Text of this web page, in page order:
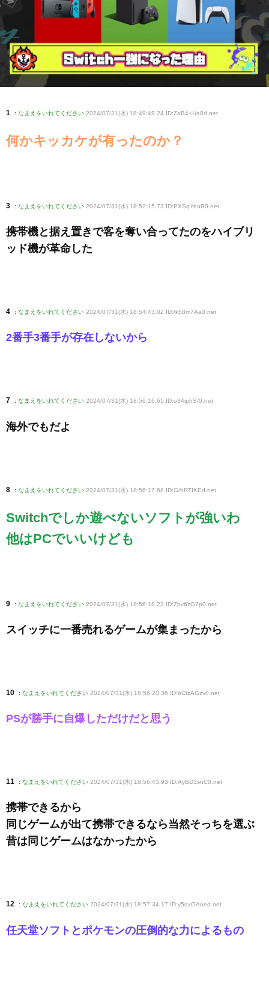
1 : なまえをいれてください 2024/07/31(水) 18:49:49.24 ID:ZaB4+Ha8d .net
何かキッカケが有ったのか？
3 : なまえをいれてください 2024/07/31(水) 18:52:15.73 ID:PXSqYeuR0 .net
携帯機と据え置きで客を奪い合ってたのをハイブリ
ッド機が革命した
4 : なまえをいれてください 2024/07/31(水) 18:54:43.02 ID:/k58m7Aa0.net
2番手3番手が存在しないから
7 : なまえをいれてください 2024/07/31(水) 18:56:16.65 ID:o34iphS/0.net
海外でもだよ
8 : なまえをいれてください 2024/07/31(水) 18:56:17.68 ID:G/hRTIKEd .net
Switchでしか遊べないソフトが強いわ
他はPCでいいけども
9 : なまえをいれてください 2024/07/31(水) 18:56:18.23 ID:Zpv6zG7p0 .net
スイッチに一番売れるゲームが集まったから
10 : なまえをいれてください 2024/07/31(水) 18:56:20.36 ID:bCtzAGzv0 .net
PSが勝手に自爆しただけだと思う
11 : なまえをいれてください 2024/07/31(水) 18:56:43.93 ID:AyBD3snC0 .net
携帯できるから
同じゲームが出て携帯できるなら当然そっちを選ぶ
昔は同じゲームはなかったから
12 : なまえをいれてください 2024/07/31(水) 18:57:34.17 ID:y5qxOAoed .net
任天堂ソフトとポケモンの圧倒的な力によるもの